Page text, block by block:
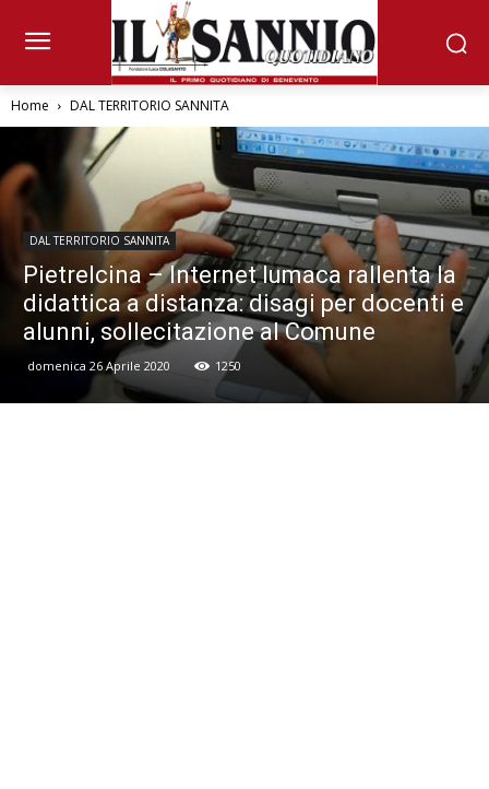
Home DAL TERRITORIO SANNITA
DAL TERRITORIO SANNITA
Pietrelcina – Internet lumaca rallenta la
didattica a distanza: disagi per docenti e
alunni, sollecitazione al Comune
domenica 26 Aprile 2020 1250